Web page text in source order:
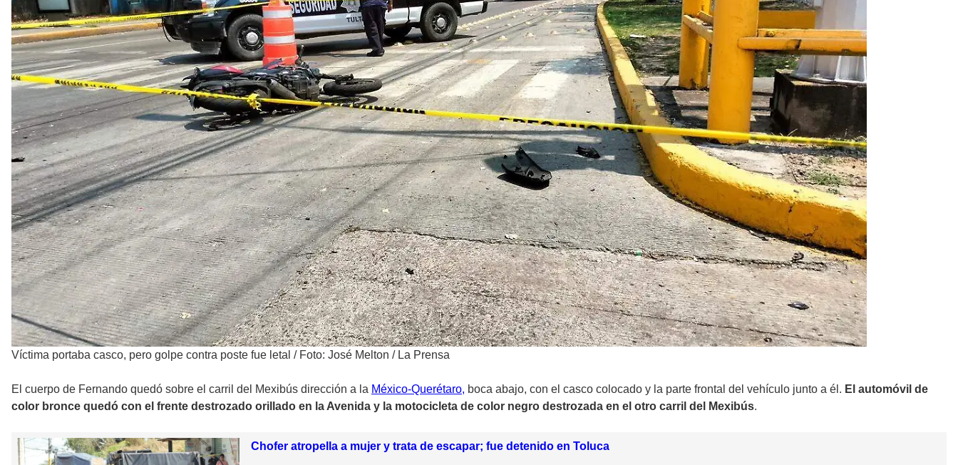
Víctima portaba casco, pero golpe contra poste fue letal / Foto: José Melton / La Prensa
El cuerpo de Fernando quedó sobre el carril del Mexibús dirección a la México-Querétaro, boca abajo, con el casco colocado y la parte frontal del vehículo junto a él. El automóvil de
color bronce quedó con el frente destrozado orillado en la Avenida y la motocicleta de color negro destrozada en el otro carril del Mexibús.
Chofer atropella a mujer y trata de escapar; fue detenido en Toluca